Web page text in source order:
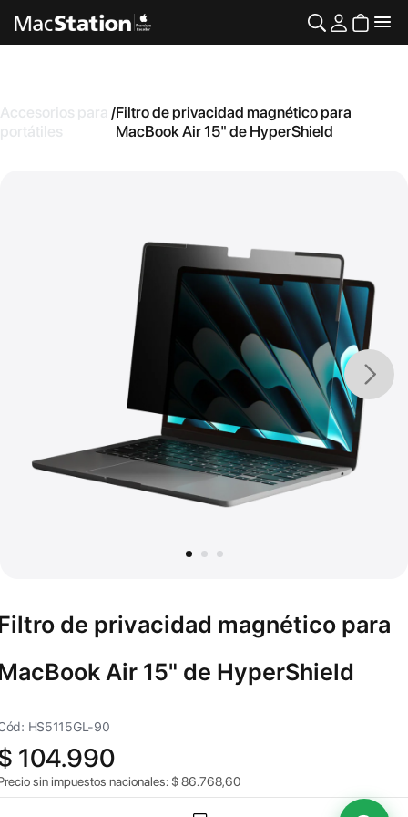
Accesorios para
portátiles
/Filtro de privacidad magnético para
MacBook Air 15" de HyperShield
de privacidad magnético para
Air 15" de HyperShield
HS5115GL-90
104.990
sin impuestos nacionales: $86.768,60